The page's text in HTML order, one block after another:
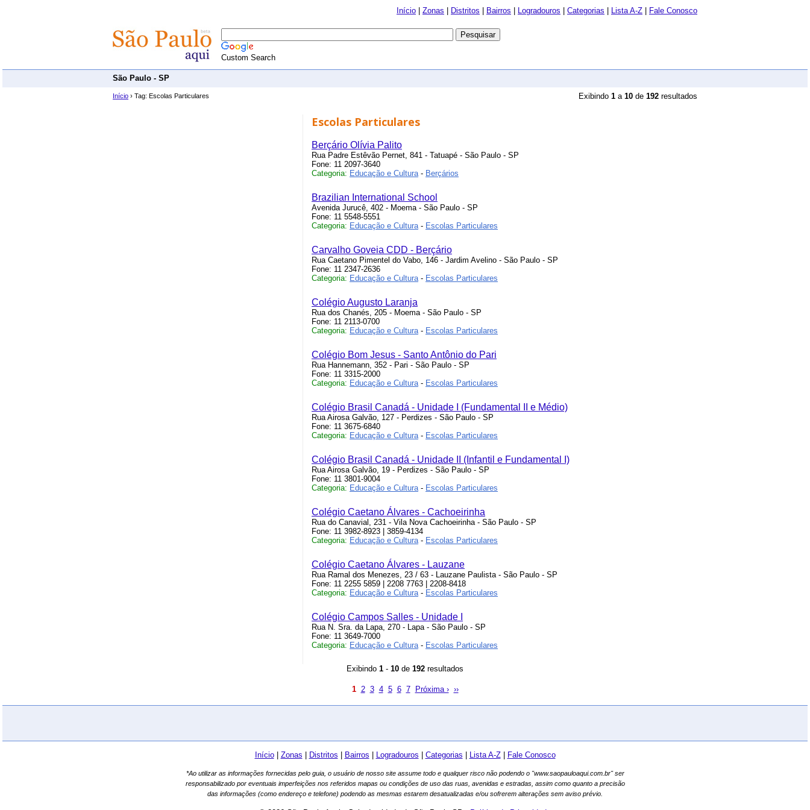
Início Zonas Distritos Bairros Logradouros Categorias Lista A-Z Fale Conosco
Custom Search
São Paulo - SP
Início › Tag: Escolas Particulares Exibindo 1 a 10 de 192 resultados
Escolas Particulares
Berçário Olívia Palito
Rua Padre Estêvão Pernet, 841 - Tatuapé - São Paulo - SP
Fone: 11 2097-3640
Categoria: Educação e Cultura- Berçários
Brazilian International School
Avenida Jurucê, 402 - Moema - São Paulo - SP
Fone: 11 5548-5551
Categoria: Educação e Cultura- Escolas Particulares
Carvalho Goveia CDD - Berçário
Rua Caetano Pimentel do Vabo, 146 - Jardim Avelino - São Paulo - SP
Fone: 11 2347-2636
Categoria: Educação e Cultura- Escolas Particulares
Colégio Augusto Laranja
Rua dos Chanés, 205 - Moema - São Paulo - SP
Fone: 11 2113-0700
Categoria: Educação e Cultura- Escolas Particulares
Colégio Bom Jesus - Santo Antônio do Pari
Rua Hannemann, 352 - Pari - São Paulo - SP
Fone: 11 3315-2000
Categoria: Educação e Cultura- Escolas Particulares
Colégio Brasil Canadá - Unidade I (Fundamental II e Médio)
Rua Airosa Galvão, 127 - Perdizes - São Paulo - SP
Fone: 11 3675-6840
Categoria: Educação e Cultura- Escolas Particulares
Colégio Brasil Canadá - Unidade II (Infantil e Fundamental I)
Rua Airosa Galvão, 19 - Perdizes - São Paulo - SP
Fone: 11 3801-9004
Categoria: Educação e Cultura- Escolas Particulares
Colégio Caetano Álvares - Cachoeirinha
Rua do Canavial, 231 - Vila Nova Cachoeirinha - São Paulo - SP
Fone: 11 3982-8923 | 3859-4134
Categoria: Educação e Cultura- Escolas Particulares
Colégio Caetano Álvares - Lauzane
Rua Ramal dos Menezes, 23 / 63 - Lauzane Paulista - São Paulo - SP
Fone: 11 2255 5859 | 2208 7763 | 2208-8418
Categoria: Educação e Cultura- Escolas Particulares
Colégio Campos Salles - Unidade I
Rua N. Sra. da Lapa, 270 - Lapa - São Paulo - SP
Fone: 11 3649-7000
Categoria: Educação e Cultura- Escolas Particulares
Exibindo 1 - 10 de 192 resultados
1 2 3 4 5 6 7 Próxima › ››
Início| Zonas Distritos Bairros Logradouros Categorias Lista A-Z| Fale Conosco
*Ao utilizar as informações fornecidas pelo guia, o usuário de nosso site assume todo e qualquer risco não podendo o "www.saopauloaqui.com.br" ser
responsabilizado por eventuais imperfeições nos referidos mapas ou condições de uso das ruas, avenidas e estradas, assim como quanto a precisão
das informações (como endereço e telefone) podendo as mesmas estarem desatualizadas e/ou sofrerem alterações sem aviso prévio.